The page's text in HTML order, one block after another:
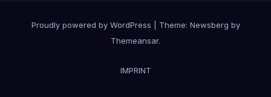
Proudly powered by WordPress Theme: Newsberg by
Themeansar.
IMPRINT